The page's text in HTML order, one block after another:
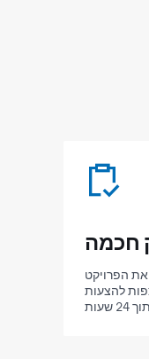
חכמה
הפרויקט
להצעות